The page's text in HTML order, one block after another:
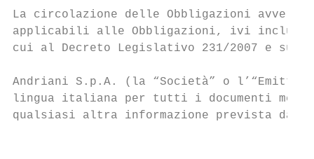
La circolazione delle Obbligazioni
applicabili alle Obbligazioni, ivi
cui al Decreto Legislativo 231/2007 e
Andriani S.p.A. (la “Società” o
lingua italiana per tutti i documenti
qualsiasi altra informazione prevista dal